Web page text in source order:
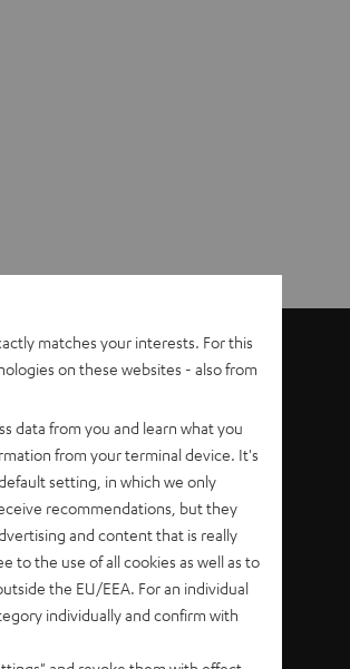
In verbesserter
Klangverbesserung
verbunden.
gehört natürlich zum
Sound-Bedürfnisse
matches your interests. For this
on these websites - also from
data from you and learn what you
from your terminal device. It's
setting, in which we only
recommendations, but they
and content that is really
to the use of all cookies as well as to
the EU/EEA. For an individual
individually and confirm with